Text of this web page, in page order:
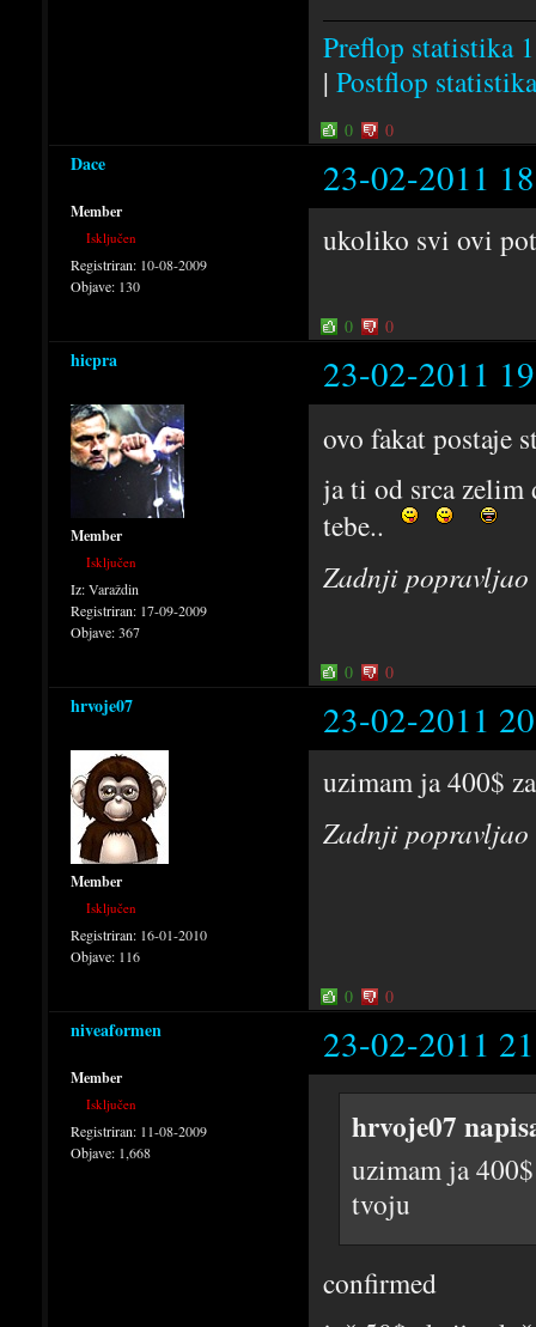
Preflop statistika
| Postflop
0 0
Dace 23-02-2011
Member
Isključen
Registriran: 10-08-2009
Objave: 130
ukoliko svi ovi
0 0
hicpra 23-02-2011
Member
Isključen
Iz:Varaždin
Registriran: 17-09-2009
Objave:367
ovo fakat postaje
ja ti od srca
tebe..
Zadnji
0 0
hrvoje07 23-02-2011
Member
Isključen
Registriran: 16-01-2010
Objave: 116
uzimam ja 400$
Zadnji
0 0
niveaformen 23-02-2011
Member
Isključen
Registriran: 11-08-2009
Objave: 1,668
hrvoje07
uzimam ja
tvoju
confirmed